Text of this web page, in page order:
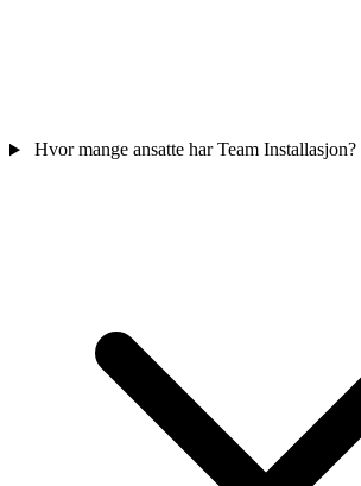
Hvor mange ansatte har Team Installasjon?